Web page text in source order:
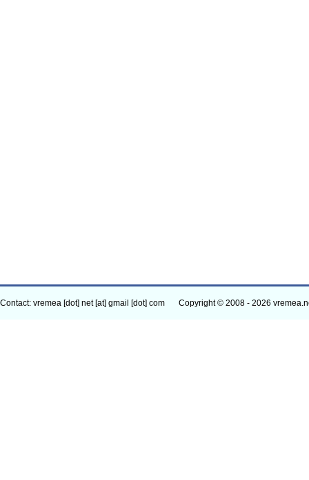
Contact: vremea [dot] net [at] gmail [dot] com Copyright © 2008 - 2026